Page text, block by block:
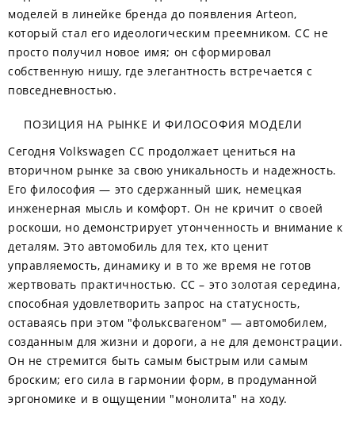
моделей в линейке бренда до появления Arteon,
который стал его идеологическим преемником. CC не
просто получил новое имя; он сформировал
собственную нишу, где элегантность встречается с
повседневностью.
ПОЗИЦИЯ НА РЫНКЕ И ФИЛОСОФИЯ МОДЕЛИ
Сегодня Volkswagen CC продолжает цениться на
вторичном рынке за свою уникальность и надежность.
Его философия — это сдержанный шик, немецкая
инженерная мысль и комфорт. Он не кричит о своей
роскоши, но демонстрирует утонченность и внимание к
деталям. Это автомобиль для тех, кто ценит
управляемость, динамику и в то же время не готов
жертвовать практичностью. CC – это золотая середина,
способная удовлетворить запрос на статусность,
оставаясь при этом "фольксвагеном" — автомобилем,
созданным для жизни и дороги, а не для демонстрации.
Он не стремится быть самым быстрым или самым
броским; его сила в гармонии форм, в продуманной
эргономике и в ощущении "монолита" на ходу.